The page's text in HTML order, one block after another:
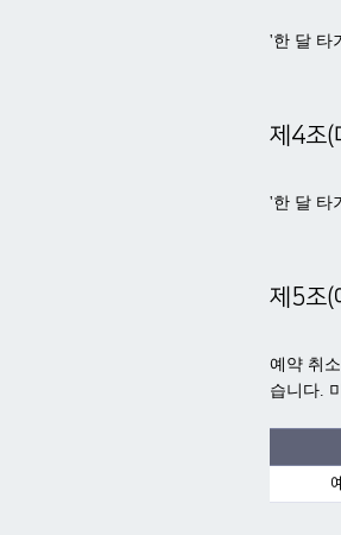
'한 달 타
제4조(
'한 달 타
제5조(
예약 취
습니다.